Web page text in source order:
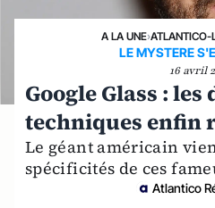
A LA UNE›ATLANTICO-
LE MYSTERE
16 avril
Google Glass : les
techniques enfin
Le géant américain
spécificités de ces
Atlantico